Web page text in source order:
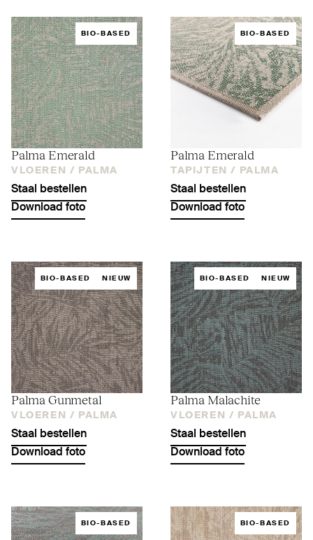
BIO-BASED
Palma Emerald
VLOEREN / PALMA
Staal bestellen
Download foto
BIO-BASED
Palma Emerald
TAPIJTEN / PALMA
Staal bestellen
Download foto
BIO-BASED NIEUW
Palma Gunmetal
VLOEREN / PALMA
Staal bestellen
Download foto
BIO-BASED NIEUW
Palma Malachite
VLOEREN / PALMA
Staal bestellen
Download foto
BIO-BASED BIO-BASED